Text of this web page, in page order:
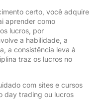
certo, você adquire
aprender como
lucros, por
a habilidade, a
a consistência leva à
traz os lucros no
com sites e cursos
day trading ou lucros